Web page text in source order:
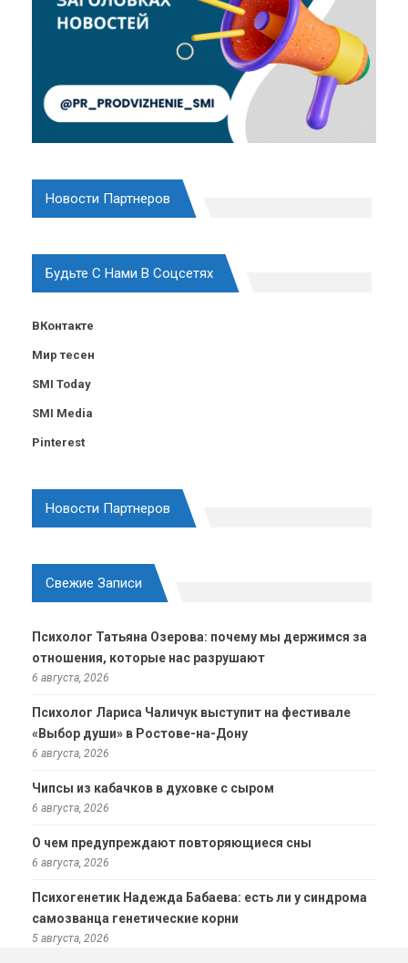
Новости Партнеров
Будьте С Нами В Соцсетях
ВКонтакте
Мир тесен
SMI Today
SMI Media
Pinterest
Новости Партнеров
Свежие Записи
Психолог Татьяна Озерова: почему мы держимся за
отношения, которые нас разрушают
6 августа, 2026
Психолог Лариса Чаличук выступит на фестивале
«Выбор души» в Ростове-на-Дону
6 августа, 2026
Чипсы из кабачков в духовке с сыром
6 августа, 2026
О чем предупреждают повторяющиеся сны
6 августа, 2026
Психогенетик Надежда Бабаева: есть ли у синдрома
самозванца генетические корни
5 августа, 2026